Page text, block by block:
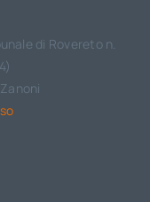
di Rovereto n.